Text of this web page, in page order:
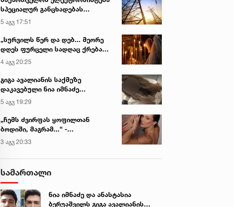
კვირის პოპულარული სიახლეები